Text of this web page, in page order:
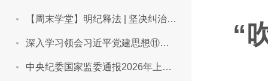
【周末学堂】明纪释法 | 坚决纠治“形象工程”“政绩工程”
深入学习领会习近平党建思想⑪坚持用严明的纪律管全党治全党
中央纪委国家监委通报2026年上半年全国纪检监察机关监督检查审查调查情况
“